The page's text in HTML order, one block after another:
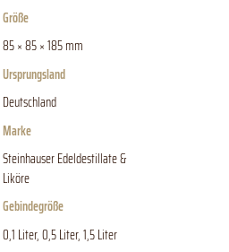
Größe
85 × 85 × 185 mm
Ursprungsland
Deutschland
Marke
Steinhauser Edeldestillate &
Liköre
Gebindegröße
0,1 Liter, 0,5 Liter, 1,5 Liter